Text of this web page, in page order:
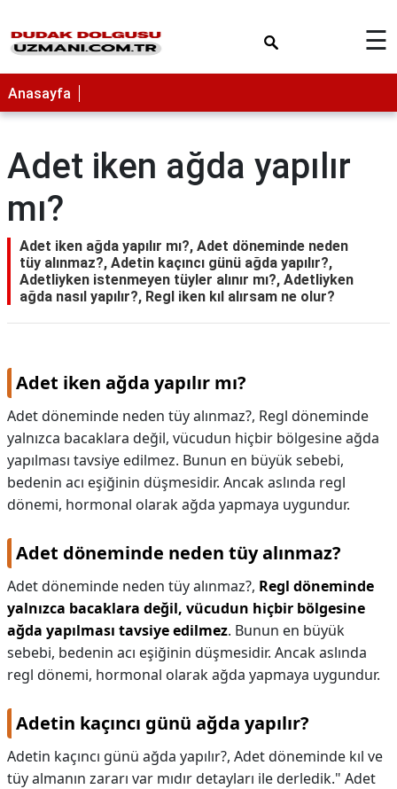
☰
Anasayfa
Adet iken ağda yapılır
mı?
Adet iken ağda yapılır mı?, Adet döneminde neden
tüy alınmaz?, Adetin kaçıncı günü ağda yapılır?,
Adetliyken istenmeyen tüyler alınır mı?, Adetliyken
ağda nasıl yapılır?, Regl iken kıl alırsam ne olur?
Adet iken ağda yapılır mı?
Adet döneminde neden tüy alınmaz?, Regl döneminde
yalnızca bacaklara değil, vücudun hiçbir bölgesine ağda
yapılması tavsiye edilmez. Bunun en büyük sebebi,
bedenin acı eşiğinin düşmesidir. Ancak aslında regl
dönemi, hormonal olarak ağda yapmaya uygundur.
Adet döneminde neden tüy alınmaz?
Adet döneminde neden tüy alınmaz?, Regl döneminde
yalnızca bacaklara değil, vücudun hiçbir bölgesine
ağda yapılması tavsiye edilmez. Bunun en büyük
sebebi, bedenin acı eşiğinin düşmesidir. Ancak aslında
regl dönemi, hormonal olarak ağda yapmaya uygundur.
Adetin kaçıncı günü ağda yapılır?
Adetin kaçıncı günü ağda yapılır?, Adet döneminde kıl ve
tüy almanın zararı var mıdır detayları ile derledik." Adet